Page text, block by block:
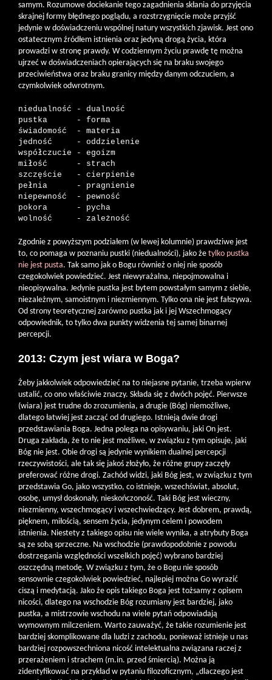
samym. Rozumowe dociekanie tego zagadnienia skłania do przyjęcia
skrajnej formy błędnego poglądu, a rozstrzygnięcie może przyjść
jedynie w doświadczeniu wspólnej natury wszystkich zjawisk. Jest ono
ostatecznym źródłem istnienia oraz jedyną drogą życia, która
prowadzi w stronę prawdy. W codziennym życiu prawdę tę można
ujrzeć w doświadczeniach opierających się na braku swojego
przeciwieństwa oraz braku granicy między danym odczuciem, a
czymkolwiek odwrotnym.
niedualność - dualność
pustka      - forma
świadomość  - materia
jedność     - oddzielenie
współczucie - egoizm
miłość      - strach
szczęście   - cierpienie
pełnia      - pragnienie
niepewność  - pewność
pokora      - pycha
wolność     - zależność
Zgodnie z powyższym podziałem (w lewej kolumnie) prawdziwe jest
to, co pomaga w poznaniu pustki (niedualności), jako że tylko pustka
nie jest pusta. Tak samo jak o Bogu również o niej nie sposób
czegokolwiek powiedzieć. Jest niewyrażalna, niepojmowalna i
nieopisywalna. Jedynie pustka jest bytem powstałym samym z siebie,
niezależnym, samoistnym i niezmiennym. Tylko ona nie jest fałszywa.
Od strony teoretycznej zarówno pustka jak i jej Wszechmogący
odpowiednik, to tylko dwa punkty widzenia tej samej binarnej
percepcji.
2013: Czym jest wiara w Boga?
Żeby jakkolwiek odpowiedzieć na to niejasne pytanie, trzeba wpierw
ustalić, co ono właściwie znaczy. Składa się z dwóch pojęć. Pierwsze
(wiara) jest trudne do zrozumienia, a drugie (Bóg) niemożliwe,
dlatego łatwiej jest zacząć od drugiego. Istnieją dwie drogi
przedstawiania Boga. Jedna polega na opisywaniu, jaki On jest.
Druga zakłada, że to nie jest możliwe, w związku z tym opisuje, jaki
Bóg nie jest. Obie drogi są jedynie wynikiem dualnej percepcji
rzeczywistości, ale tak się jakoś złożyło, że różne grupy zaczęły
preferować różne drogi. Zachód widzi, jaki Bóg jest, w związku z tym
przedstawia Go, jako wszystko, co istnieje, wszechświat, absolut,
osobę, umysł doskonały, nieskończoność. Taki Bóg jest wieczny,
niezmienny, wszechmogący i wszechwiedzący. Jest dobrem, prawdą,
pięknem, miłością, sensem życia, jedynym celem i powodem
istnienia. Niestety z takiego opisu nie wiele wynika, a atrybuty Boga
są ze sobą sprzeczne. Na wschodzie (prawdopodobnie z powodu
dostrzegania względności wszelkich pojęć) wybrano bardziej
oszczędną metodę. W związku z tym, że o Bogu nie sposób
sensownie czegokolwiek powiedzieć, najlepiej można Go wyrazić
ciszą i medytacją. Jako że opis takiego Boga jest tożsamy z opisem
nicości, dlatego na wschodzie Bóg rozumiany jest bardziej, jako
pustka, a mistrzowie wschodu na wiele pytań odpowiadają
wymownym milczeniem. Warto zauważyć, że takie rozumienie jest
bardziej skomplikowane dla ludzi z zachodu, ponieważ istnieje u nas
bardziej rozpowszechniona nicość intelektualna związana raczej z
przerażeniem i strachem (m.in. przed śmiercią). Można ją
zidentyfikować na przykład w pytaniu filozoficznym, „dlaczego jest